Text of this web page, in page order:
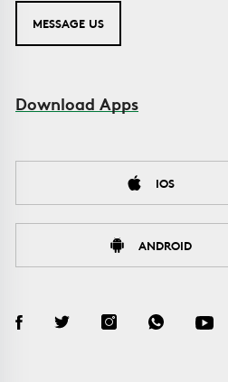
MESSAGE US
Download Apps
IOS
ANDROID